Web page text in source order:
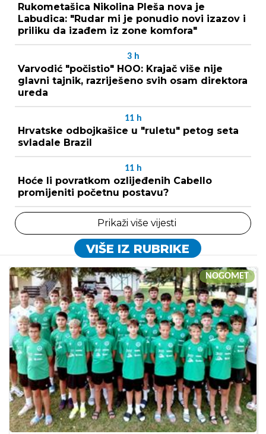
Rukometašica Nikolina Pleša nova je
Labudica: "Rudar mi je ponudio novi izazov i
priliku da izađem iz zone komfora"
3 h
Varvodić "počistio" HOO: Krajač više nije
glavni tajnik, razriješeno svih osam direktora
ureda
11 h
Hrvatske odbojkašice u "ruletu" petog seta
svladale Brazil
11 h
Hoće li povratkom ozlijeđenih Cabello
promijeniti početnu postavu?
Prikaži više vijesti
VIŠE IZ RUBRIKE
NOGOMET